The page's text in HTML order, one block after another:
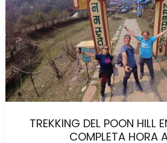
TREKKING DEL POON HILL
COMPLETA HORA